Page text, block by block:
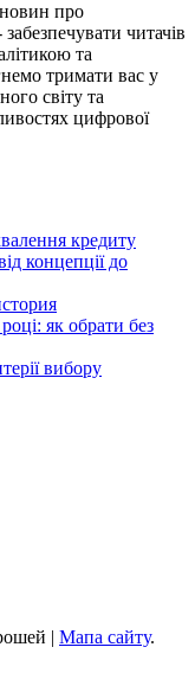
про
читачів
та
тримати вас у
світу та
цифрової
кредиту
концепції до
як обрати без
вибору
| Мапа сайту.